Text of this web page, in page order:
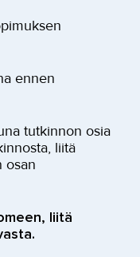
ennen
tutkinnon osia
liitä
osan
liitä